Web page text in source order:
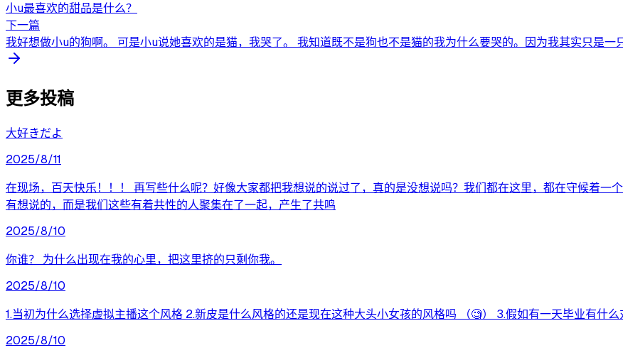
小u最喜欢的甜品是什么？
下一篇
我好想做​小u的狗啊。 可是小u说她喜欢的是猫，我哭了。 我知道既不是狗也不是猫的我为什么要哭的。因为我其实只是一
更多投稿
大好きだよ
2025/8/11
在现场，百天快乐！！！ 再写些什么呢？好像大家都把我想说的说过了，真的是没想说吗？我们都在这里，都在守候着一
有想说的，而是我们这些有着共性的人聚集在了一起，产生了共鸣
2025/8/10
你谁？ 为什么出现在我的心里，把这里挤的只剩你我。
2025/8/10
1.当初为什么选择虚拟主播这个风格 2.新皮是什么风格的还是现在这种大头小女孩的风格吗 （🧐） 3.假如有一天毕业有什
2025/8/10